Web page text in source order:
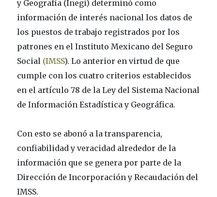
y Geografía (Inegi) determinó como
información de interés nacional los datos de
los puestos de trabajo registrados por los
patrones en el Instituto Mexicano del Seguro
Social (IMSS). Lo anterior en virtud de que
cumple con los cuatro criterios establecidos
en el artículo 78 de la Ley del Sistema Nacional
de Información Estadística y Geográfica.
Con esto se abonó a la transparencia,
confiabilidad y veracidad alrededor de la
información que se genera por parte de la
Dirección de Incorporación y Recaudación del
IMSS.